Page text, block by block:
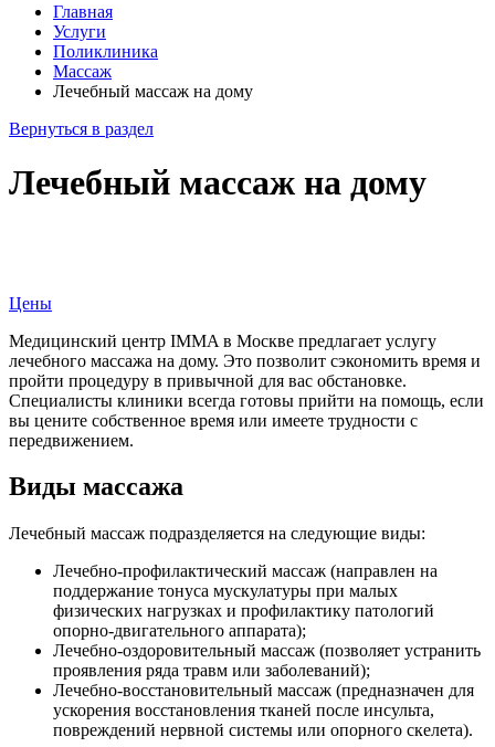
Главная
Услуги
Поликлиника
Массаж
Лечебный массаж на дому
Вернуться в раздел
Лечебный массаж на дому
Цены
Медицинский центр IMMA в Москве предлагает услугу
лечебного массажа на дому. Это позволит сэкономить время и
пройти процедуру в привычной для вас обстановке.
Специалисты клиники всегда готовы прийти на помощь, если
вы цените собственное время или имеете трудности с
передвижением.
Виды массажа
Лечебный массаж подразделяется на следующие виды:
Лечебно-профилактический массаж (направлен на
поддержание тонуса мускулатуры при малых
физических нагрузках и профилактику патологий
опорно-двигательного аппарата);
Лечебно-оздоровительный массаж (позволяет устранить
проявления ряда травм или заболеваний);
Лечебно-восстановительный массаж (предназначен для
ускорения восстановления тканей после инсульта,
повреждений нервной системы или опорного скелета).